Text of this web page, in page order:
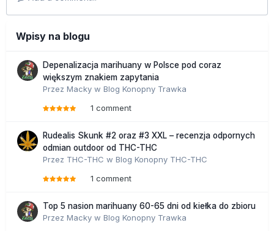
Wpisy na blogu
Depenalizacja marihuany w Polsce pod coraz
większym znakiem zapytania
Przez Macky w Blog Konopny Trawka
1 comment
Rudealis Skunk #2 oraz #3 XXL – recenzja odpornych
odmian outdoor od THC-THC
Przez THC-THC w Blog Konopny THC-THC
1 comment
Top 5 nasion marihuany 60-65 dni od kiełka do zbioru
Przez Macky w Blog Konopny Trawka